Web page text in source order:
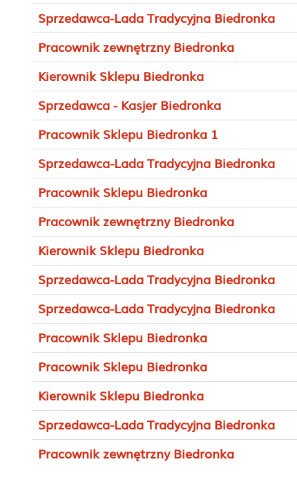
Sprzedawca-Lada Tradycyjna Biedronka
Pracownik zewnętrzny Biedronka
Kierownik Sklepu Biedronka
Sprzedawca - Kasjer Biedronka
Pracownik Sklepu Biedronka 1
Sprzedawca-Lada Tradycyjna Biedronka
Pracownik Sklepu Biedronka
Pracownik zewnętrzny Biedronka
Kierownik Sklepu Biedronka
Sprzedawca-Lada Tradycyjna Biedronka
Sprzedawca-Lada Tradycyjna Biedronka
Pracownik Sklepu Biedronka
Pracownik Sklepu Biedronka
Kierownik Sklepu Biedronka
Sprzedawca-Lada Tradycyjna Biedronka
Pracownik zewnętrzny Biedronka